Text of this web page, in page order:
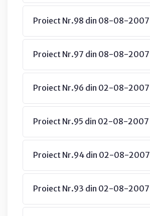
Proiect Nr.98 din 08-08-2007
Proiect Nr.97 din 08-08-2007
Proiect Nr.96 din 02-08-2007
Proiect Nr.95 din 02-08-2007
Proiect Nr.94 din 02-08-2007
Proiect Nr.93 din 02-08-2007